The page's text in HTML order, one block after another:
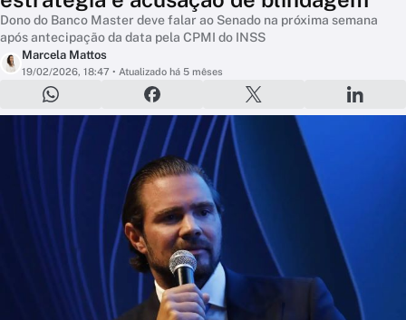
Dono do Banco Master deve falar ao Senado na próxima semana
após antecipação da data pela CPMI do INSS
Marcela Mattos
19/02/2026, 18:47 • Atualizado há 5 mêses